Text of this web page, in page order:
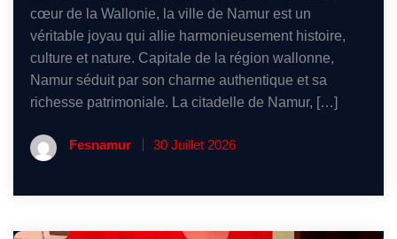
cœur de la Wallonie, la ville de Namur est un
véritable joyau qui allie harmonieusement histoire,
culture et nature. Capitale de la région wallonne,
Namur séduit par son charme authentique et sa
richesse patrimoniale. La citadelle de Namur, […]
Fesnamur 30 Juillet 2026